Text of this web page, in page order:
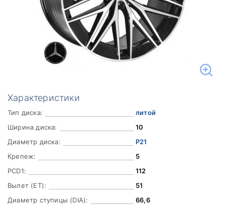
Характеристики
Тип диска:
литой
Ширина диска:
10
Диаметр диска:
Р21
Крепеж:
5
PCD1:
112
Вылет (ET):
51
Диаметр ступицы (DIA):
66,6